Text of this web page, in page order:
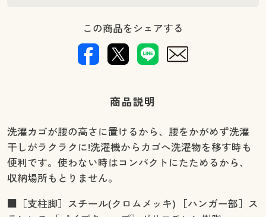
この商品をシェアする
商品説明
洗濯カゴが腰の高さに置けるから、腰をかがめず洗濯
干しがラクラクに!洗濯機からカゴへ洗濯物を移す時も
便利です。使わない時はコンパクトにたためるから、
収納場所もとりません。
■［支柱脚］スチール(クロムメッキ) ［ハンガー部］ス